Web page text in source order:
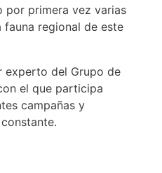
por primera vez varias
fauna regional de este
experto del Grupo de
el que participa
campañas y